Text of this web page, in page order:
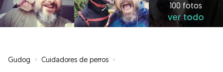
100 fotos
ver todo
Gudog » Cuidadores de perros »